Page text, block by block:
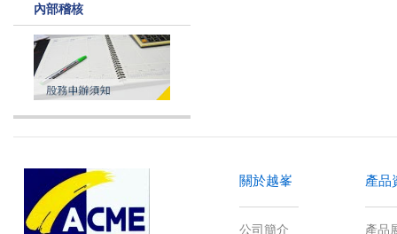
內部稽核
關於越峯 產品資